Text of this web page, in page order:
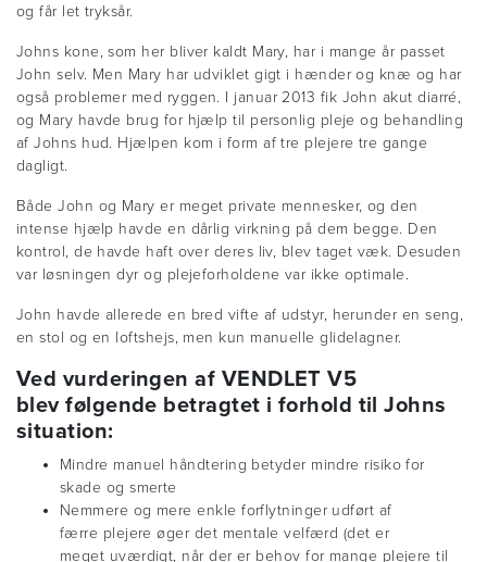
og får let tryksår.
Johns kone, som her bliver kaldt Mary, har i mange år passet
John selv. Men Mary har udviklet gigt i hænder og knæ og har
også problemer med ryggen. I januar 2013 fik John akut diarré,
og Mary havde brug for hjælp til personlig pleje og behandling
af Johns hud. Hjælpen kom i form af tre plejere tre gange
dagligt.
Både John og Mary er meget private mennesker, og den
intense hjælp havde en dårlig virkning på dem begge. Den
kontrol, de havde haft over deres liv, blev taget væk. Desuden
var løsningen dyr og plejeforholdene var ikke optimale.
John havde allerede en bred vifte af udstyr, herunder en seng,
en stol og en loftshejs, men kun manuelle glidelagner.
Ved vurderingen af VENDLET V5
blev følgende betragtet i forhold til Johns
situation:
Mindre manuel håndtering betyder mindre risiko for
skade og smerte
Nemmere og mere enkle forflytninger udført af
færre plejere øger det mentale velfærd (det er
meget uværdigt, når der er behov for mange plejere til